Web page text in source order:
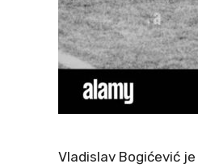
Vladislav Bogićević